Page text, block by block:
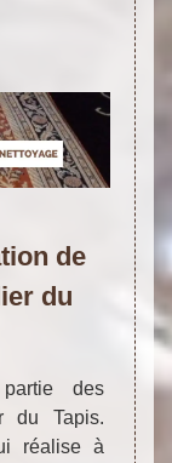
de
du
des
du Tapis.
réalise à